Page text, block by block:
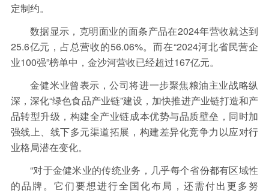
定制约。
数据显示，克明面业的面条产品在2024年营收就达到
25.6亿元，占总营收的56.06%。而在“2024河北省民营企
业100强”榜单中，金沙河营收已经超过167亿元。
金健米业曾表示，公司将进一步聚焦粮油主业战略纵
深，深化“绿色食品产业链”建设，加快推进产业链打造和产
品转型升级，构建全产业链成本优势与品质壁垒，同时加
强线上、线下多元渠道拓展，构建差异化竞争力以应对行
业格局潜在变化。
“对于金健米业的传统业务，几乎每个省份都有区域性
的品牌。它们要想进行全国化布局，还需付出更多努